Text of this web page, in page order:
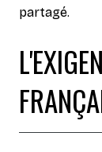
partagé.